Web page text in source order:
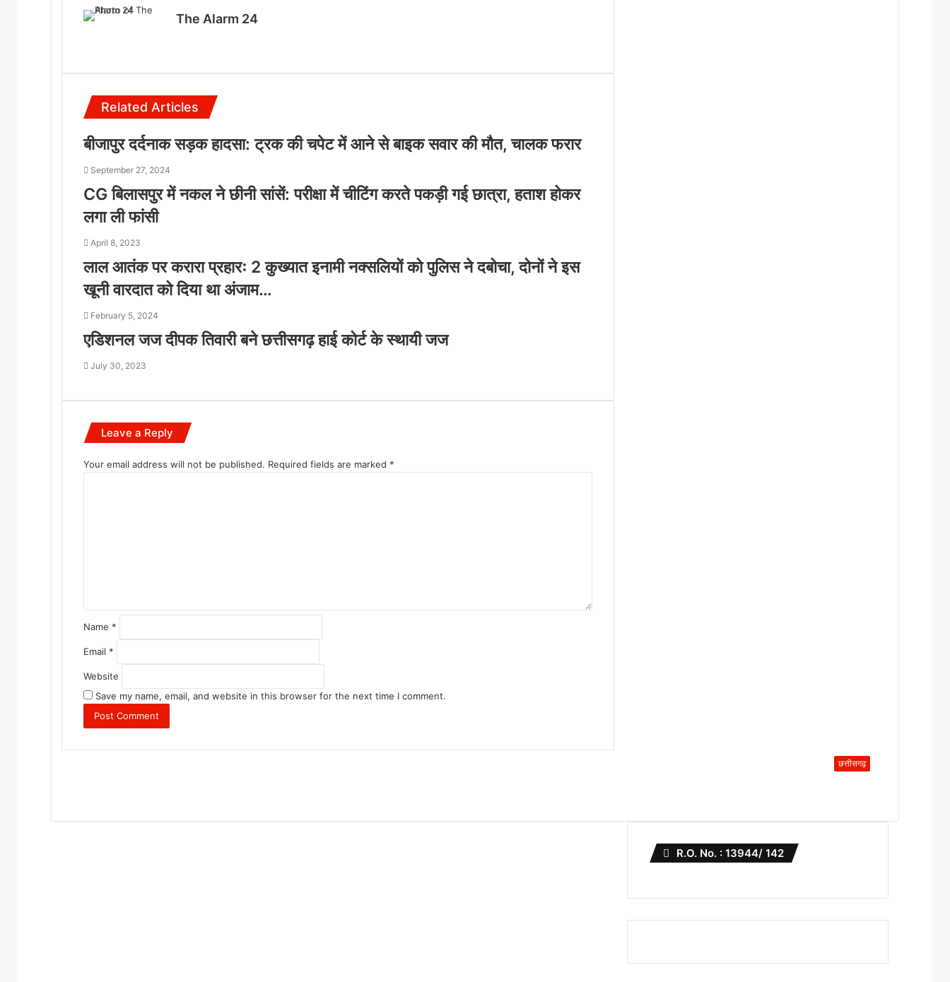
The Alarm 24
Related Articles
बीजापुर दर्दनाक सड़क हादसा: ट्रक की चपेट में आने से बाइक सवार की मौत, चालक फरार
September 27, 2024
CG बिलासपुर में नकल ने छीनी सांसें: परीक्षा में चीटिंग करते पकड़ी गई छात्रा, हताश होकर
लगा ली फांसी
April 8, 2023
लाल आतंक पर करारा प्रहारः 2 कुख्यात इनामी नक्सलियों को पुलिस ने दबोचा, दोनों ने इस
खूनी वारदात को दिया था अंजाम…
February 5, 2024
एडिशनल जज दीपक तिवारी बने छत्तीसगढ़ हाई कोर्ट के स्थायी जज
July 30, 2023
Leave a Reply
Your email address will not be published. Required fields are marked *
Name *
Email *
Website
Save my name, email, and website in this browser for the next time I comment.
छत्तीसगढ़
R.O. No. : 13944/ 142